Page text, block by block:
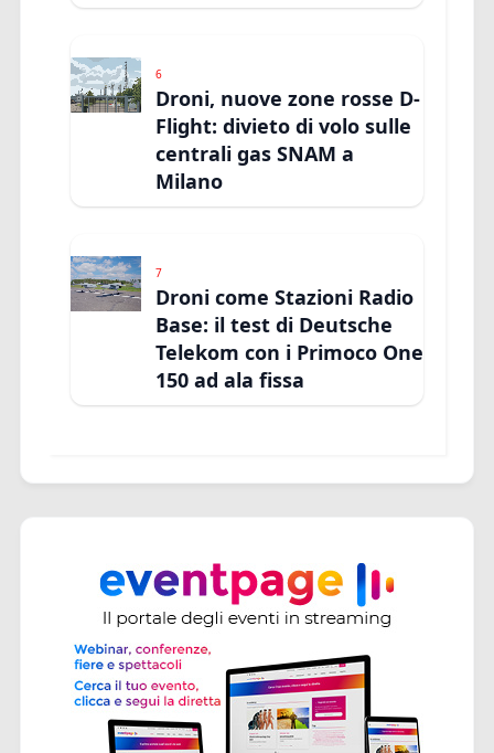
6
Droni, nuove zone rosse D-
Flight: divieto di volo sulle
centrali gas SNAM a
Milano
7
Droni come Stazioni Radio
Base: il test di Deutsche
Telekom con i Primoco One
150 ad ala fissa